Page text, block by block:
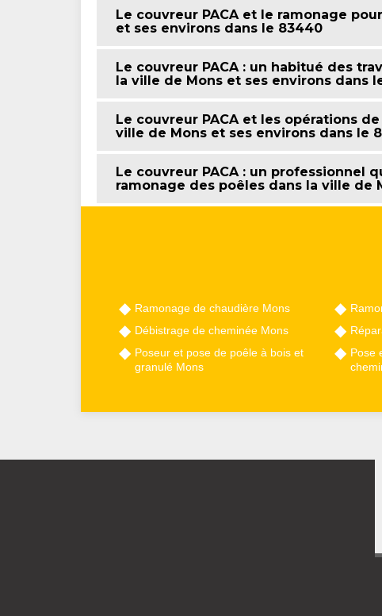
Le couvreur PACA et le ramonage
et ses environs dans le 83440
Le couvreur PACA : un habitué des
la ville de Mons et ses environs dans
Le couvreur PACA et les opérations
ville de Mons et ses environs dans le
Le couvreur PACA : un professionnel
ramonage des poêles dans la ville de
Ramonage de chaudière Mons
Débistrage de cheminée Mons
Poseur et pose de poêle à bois et
granulé Mons
Pose